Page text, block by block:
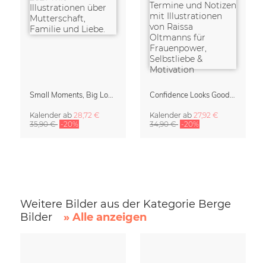
Kalender ab 28,72 €
35,90 € -20%
Kalender ab 27,92 €
34,90 € -20%
Weitere Bilder aus der Kategorie Berge
Bilder
» Alle anzeigen